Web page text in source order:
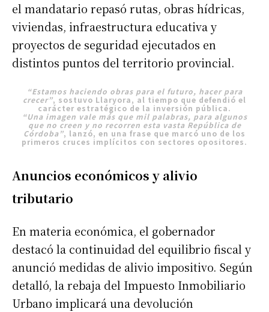
el mandatario repasó rutas, obras hídricas,
viviendas, infraestructura educativa y
proyectos de seguridad ejecutados en
distintos puntos del territorio provincial.
“Estamos haciendo obras para el futuro, hacer para
crecer”, sostuvo Llaryora, al tiempo que defendió el
carácter estratégico de la inversión pública.
“Una imagen vale más que mil palabras, para algunos
que no creen y no recorren esta vasta República de
Córdoba”, lanzó, en una frase que marcó uno de los
primeros cruces implícitos con sectores opositores.
Anuncios económicos y alivio
tributario
En materia económica, el gobernador
destacó la continuidad del equilibrio fiscal y
anunció medidas de alivio impositivo. Según
detalló, la rebaja del Impuesto Inmobiliario
Urbano implicará una devolución